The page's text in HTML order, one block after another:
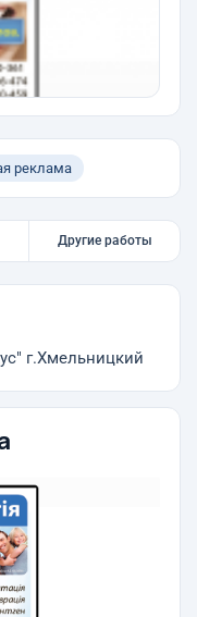
реклама
Другие работы
г.Хмельницкий